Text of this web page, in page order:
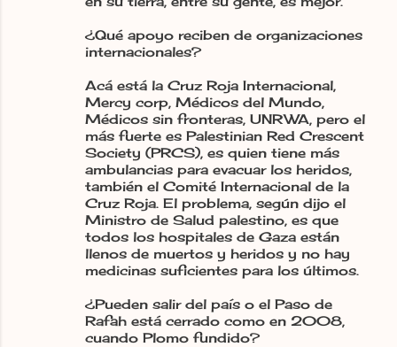
¿Qué apoyo reciben de organizaciones
internacionales?
Acá está la Cruz Roja Internacional,
Mercy corp, Médicos del Mundo,
Médicos sin fronteras, UNRWA, pero el
más fuerte es Palestinian Red Crescent
Society (PRCS), es quien tiene más
ambulancias para evacuar los heridos,
también el Comité Internacional de la
Cruz Roja. El problema, según dijo el
Ministro de Salud palestino, es que
todos los hospitales de Gaza están
llenos de muertos y heridos y no hay
medicinas suficientes para los últimos.
¿Pueden salir del país o el Paso de
Rafah está cerrado como en 2008,
cuando Plomo fundido?